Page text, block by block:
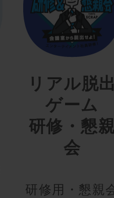
リアル脱
ゲーム
研修・懇
会
研修用・懇親